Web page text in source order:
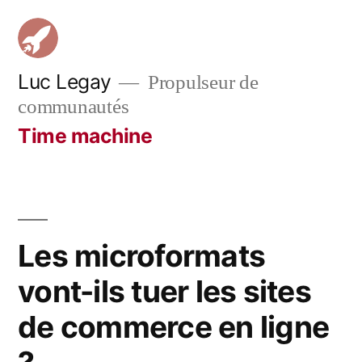
Aller
contenu
Luc Legay
Propulseur de
communautés
Time machine
Les microformats
vont-ils tuer les sites
de commerce en ligne